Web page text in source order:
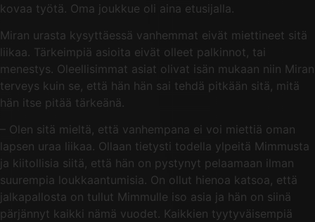
kovaa työtä. Oma joukkue oli aina etusijalla.
Miran urasta kysyttäessä vanhemmat eivät miettineet sitä
liikaa. Tärkeimpiä asioita eivät olleet palkinnot, tai
menestys. Oleellisimmat asiat olivat isän mukaan niin Miran
terveys kuin se, että hän hän sai tehdä pitkään sitä, mitä
hän itse pitää tärkeänä.
– Olen sitä mieltä, että vanhempana ei voi miettiä oman
lapsen uraa liikaa. Ollaan tietysti todella ylpeitä Mimmusta
ja kiitollisia siitä, että hän on pystynyt pelaamaan ilman
suurempia loukkaantumisia. On ollut hienoa katsoa, että
jalkapallosta on tullut Mimmulle iso asia ja hän on siinä
pärjännyt kaikki nämä vuodet. Kaikkien tyytyväisempiä